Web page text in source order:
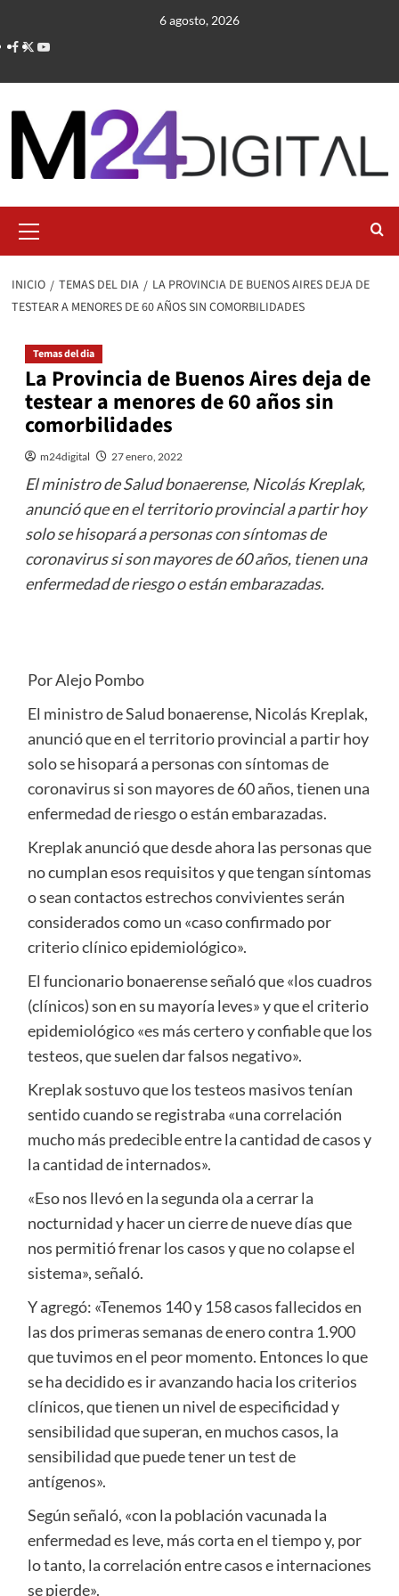
contenido
6 agosto, 2026
primario
INICIO TEMAS DEL DIA
LA PROVINCIA DE BUENOS AIRES DEJA DE
TESTEAR A MENORES DE 60 AÑOS SIN COMORBILIDADES
Temas del dia
La Provincia de Buenos Aires deja de
testear a menores de 60 años sin
comorbilidades
m24digital 27 enero, 2022
El ministro de Salud bonaerense, Nicolás Kreplak,
anunció que en el territorio provincial a partir hoy
solo se hisopará a personas con síntomas de
coronavirus si son mayores de 60 años, tienen una
enfermedad de riesgo o están embarazadas.
Por Alejo Pombo
El ministro de Salud bonaerense, Nicolás Kreplak,
anunció que en el territorio provincial a partir hoy
solo se hisopará a personas con síntomas de
coronavirus si son mayores de 60 años, tienen una
enfermedad de riesgo o están embarazadas.
Kreplak anunció que desde ahora las personas que
no cumplan esos requisitos y que tengan síntomas
o sean contactos estrechos convivientes serán
considerados como un «caso confirmado por
criterio clínico epidemiológico».
El funcionario bonaerense señaló que «los cuadros
(clínicos) son en su mayoría leves» y que el criterio
epidemiológico «es más certero y confiable que los
testeos, que suelen dar falsos negativo».
Kreplak sostuvo que los testeos masivos tenían
sentido cuando se registraba «una correlación
mucho más predecible entre la cantidad de casos y
la cantidad de internados».
«Eso nos llevó en la segunda ola a cerrar la
nocturnidad y hacer un cierre de nueve días que
nos permitió frenar los casos y que no colapse el
sistema», señaló.
Y agregó: «Tenemos 140 y 158 casos fallecidos en
las dos primeras semanas de enero contra 1.900
que tuvimos en el peor momento. Entonces lo que
se ha decidido es ir avanzando hacia los criterios
clínicos, que tienen un nivel de especificidad y
sensibilidad que superan, en muchos casos, la
sensibilidad que puede tener un test de
antígenos».
Según señaló, «con la población vacunada la
enfermedad es leve, más corta en el tiempo y, por
lo tanto, la correlación entre casos e internaciones
se pierde».